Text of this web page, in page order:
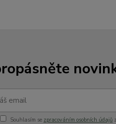
Souhlasím se zpracováním osobních údajů